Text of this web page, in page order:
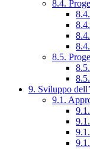
8.4.
8.5.
9. Sviluppo
9.1.